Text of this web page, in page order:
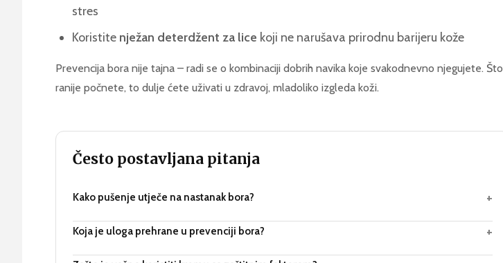
stres
Koristite nježan deterdžent za lice koji ne narušava prirodnu barijeru kože
Prevencija bora nije tajna – radi se o kombinaciji dobrih navika koje svakodnevno njegujete. Što
ranije počnete, to dulje ćete uživati u zdravoj, mladoliko izgleda koži.
Često postavljana pitanja
Kako pušenje utječe na nastanak bora? +
Koja je uloga prehrane u prevenciji bora? +